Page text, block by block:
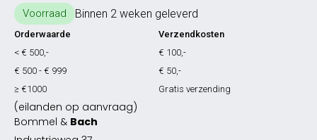
Voorraad Binnen 2 weken geleverd
Orderwaarde
Verzendkosten
< € 500,-
€ 100,-
€ 500 - € 999
€ 50,-
≥ €1000
Gratis verzending
(eilanden op aanvraag)
Bommel & Bach